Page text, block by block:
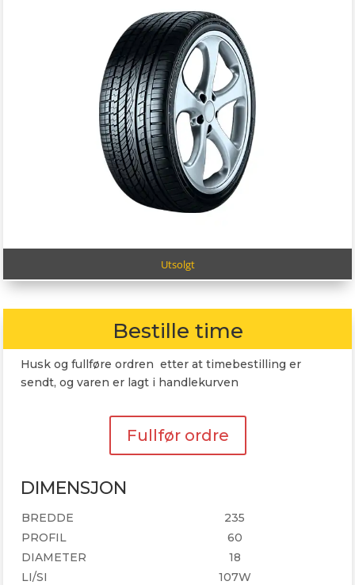
Utsolgt
Bestille time
Husk og fullføre ordren etter at timebestilling er
sendt, og varen er lagt i handlekurven
Fullfør ordre
DIMENSJON
BREDDE
235
PROFIL
60
DIAMETER
18
LI/SI
107W